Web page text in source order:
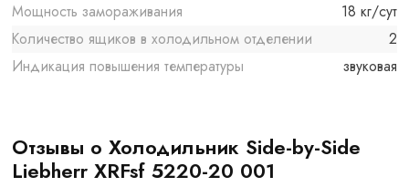
Мощность замораживания
18 кг/сут
Количество ящиков в холодильном отделении
2
Индикация повышения температуры
звуковая
Отзывы о Холодильник Side-by-Side
Liebherr XRFsf 5220-20 001